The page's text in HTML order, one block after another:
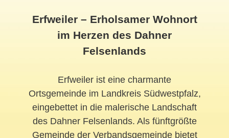
Erfweiler – Erholsamer Wohnort
im Herzen des Dahner
Felsenlands
Erfweiler ist eine charmante
Ortsgemeinde im Landkreis Südwestpfalz,
eingebettet in die malerische Landschaft
des Dahner Felsenlands. Als fünftgrößte
Gemeinde der Verbandsgemeinde bietet